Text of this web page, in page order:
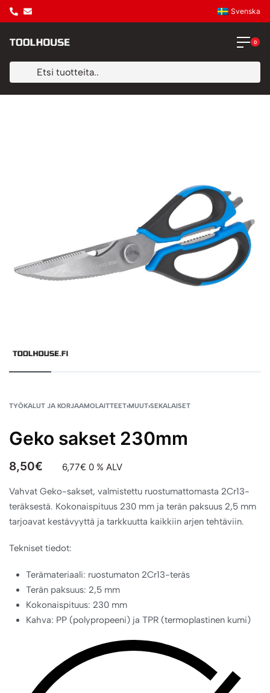
Svenska
0
TYÖKALUT JA KORJAAMOLAITTEET›MUUT›SEKALAISET
Geko sakset 230mm
8,50€ 6,77€ 0 % ALV
Vahvat Geko-sakset, valmistettu ruostumattomasta 2Cr13-
teräksestä. Kokonaispituus 230 mm ja terän paksuus 2,5 mm
tarjoavat kestävyyttä ja tarkkuutta kaikkiin arjen tehtäviin.
Tekniset tiedot:
Terämateriaali: ruostumaton 2Cr13-teräs
Terän paksuus: 2,5 mm
Kokonaispituus: 230 mm
Kahva: PP (polypropeeni) ja TPR (termoplastinen kumi)